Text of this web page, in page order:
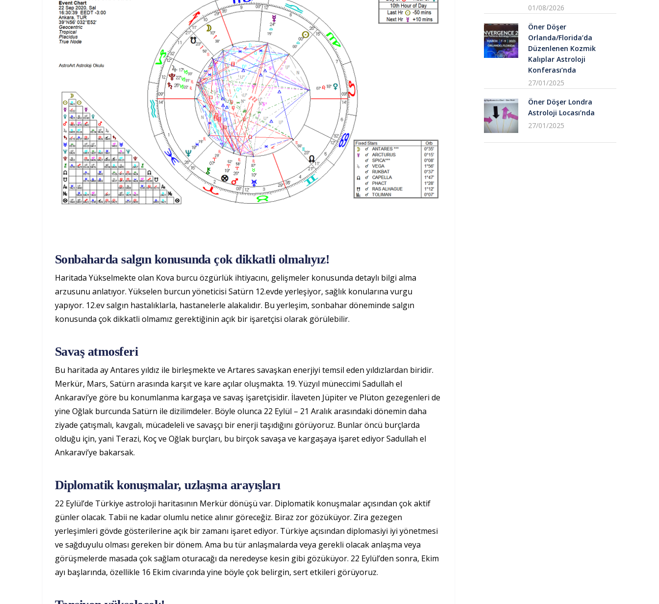
Sonbaharda salgın konusunda çok dikkatli olmalıyız!
Haritada Yükselmekte olan Kova burcu özgürlük ihtiyacını, gelişmeler konusunda detaylı bilgi alma
arzusunu anlatıyor. Yükselen burcun yöneticisi Satürn 12.evde yerleşiyor, sağlık konularına vurgu
yapıyor. 12.ev salgın hastalıklarla, hastanelerle alakalıdır. Bu yerleşim, sonbahar döneminde salgın
konusunda çok dikkatli olmamız gerektiğinin açık bir işaretçisi olarak görülebilir.
Savaş atmosferi
Bu haritada ay Antares yıldız ile birleşmekte ve Artares savaşkan enerjiyi temsil eden yıldızlardan biridir.
Merkür, Mars, Satürn arasında karşıt ve kare açılar oluşmakta. 19. Yüzyıl müneccimi Sadullah el
Ankaravi’ye göre bu konumlanma kargaşa ve savaş işaretçisidir. İlaveten Jüpiter ve Plüton gezegenleri de
yine Oğlak burcunda Satürn ile dizilimdeler. Böyle olunca 22 Eylül – 21 Aralık arasındaki dönemin daha
ziyade çatışmalı, kavgalı, mücadeleli ve savaşçı bir enerji taşıdığını görüyoruz. Bunlar öncü burçlarda
olduğu için, yani Terazi, Koç ve Oğlak burçları, bu birçok savaşa ve kargaşaya işaret ediyor Sadullah el
Ankaravi’ye bakarsak.
Diplomatik konuşmalar, uzlaşma arayışları
22 Eylül’de Türkiye astroloji haritasının Merkür dönüşü var. Diplomatik konuşmalar açısından çok aktif
günler olacak. Tabii ne kadar olumlu netice alınır göreceğiz. Biraz zor gözüküyor. Zira gezegen
yerleşimleri gövde gösterilerine açık bir zamanı işaret ediyor. Türkiye açısından diplomasiyi iyi yönetmesi
ve sağduyulu olması gereken bir dönem. Ama bu tür anlaşmalarda veya gerekli olacak anlaşma veya
görüşmelerde masada çok sağlam oturacağı da neredeyse kesin gibi gözüküyor. 22 Eylül’den sonra, Ekim
ayı başlarında, özellikle 16 Ekim civarında yine böyle çok belirgin, sert etkileri görüyoruz.
01/08/2026
Öner Döşer
Orlanda/Florida’da
Düzenlenen Kozmik
Kalıplar Astroloji
Konferası’nda
27/01/2025
Öner Döşer Londra
Astroloji Locası’nda
27/01/2025